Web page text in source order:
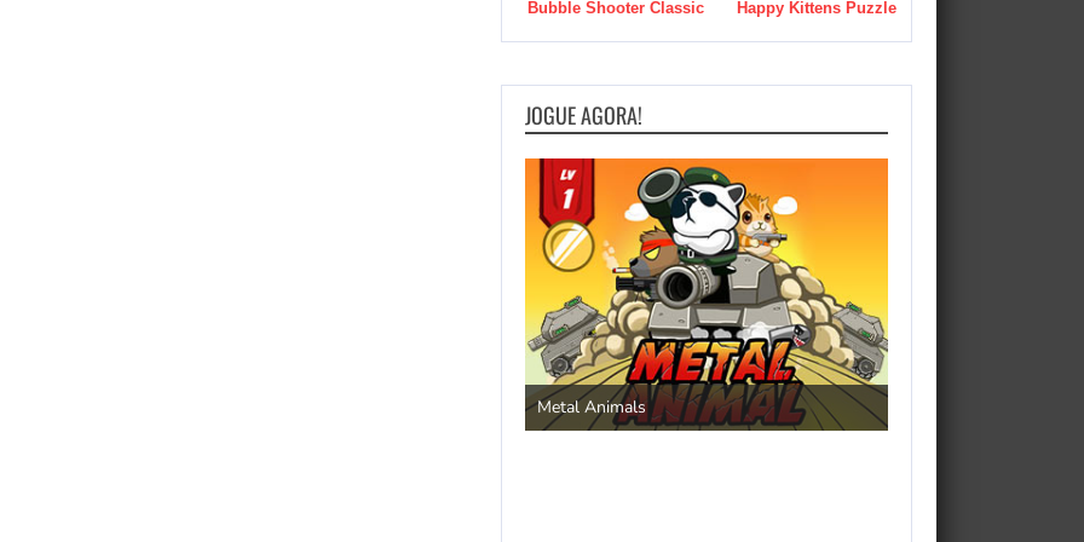
Bubble Shooter Classic Happy Kittens Puzzle
JOGUE AGORA!
Metal Animals